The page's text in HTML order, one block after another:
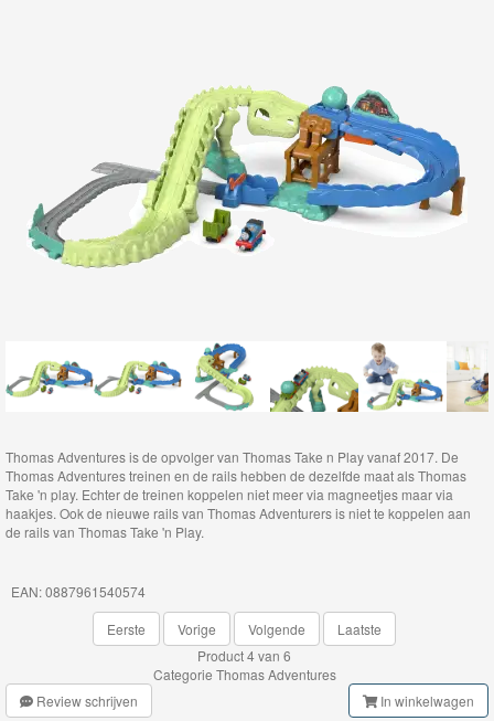
Trackmaster
motorized
Thomas
Along
trein
hout
Adventures
Thomas
trein
Thomas Adventures is de opvolger van Thomas Take n Play vanaf 2017. De
Thomas Adventures treinen en de rails hebben de dezelfde maat als Thomas
Take 'n play. Echter de treinen koppelen niet meer via magneetjes maar via
haakjes. Ook de nieuwe rails van Thomas Adventurers is niet te koppelen aan
de rails van Thomas Take 'n Play.
EAN: 0887961540574
Eerste
Vorige Volgende
Laatste
Product 4 van 6
Categorie Thomas Adventures
Review schrijven
In winkelwagen